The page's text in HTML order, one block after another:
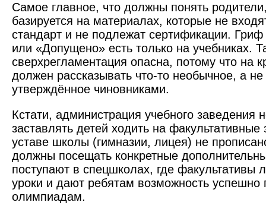
Самое главное, что должны понять
базируется на материалах, которые не
стандарт и не подлежат сертификации.
или «Допущено» есть только на учебниках.
сверхрегламентация опасна, потому что на
должен рассказывать что-то необычное, а не
утверждённое чиновниками.
Кстати, администрация учебного заведения
заставлять детей ходить на факультативные
уставе школы (гимназии, лицея) не
должны посещать конкретные
поступают в спецшколах, где факультативы
уроки и дают ребятам возможность успешно
олимпиадам.